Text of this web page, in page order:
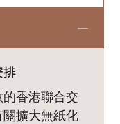
排
的香港聯合交
擴大無紙化